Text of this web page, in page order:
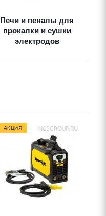
Печи и пеналы для
прокалки и сушки
электродов
АКЦИЯ